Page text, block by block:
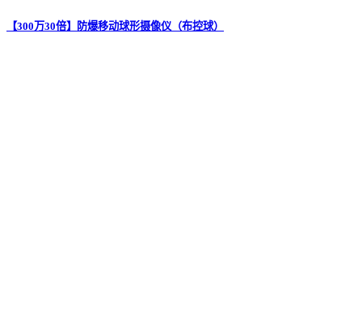
【300万30倍】防爆移动球形摄像仪（布控球）